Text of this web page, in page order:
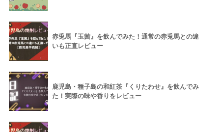
赤兎馬『玉茜』を飲んでみた！通常の赤兎馬との違
いも正直レビュー
鹿児島・種子島の和紅茶『くりたわせ』を飲んでみ
た！実際の味や香りをレビュー